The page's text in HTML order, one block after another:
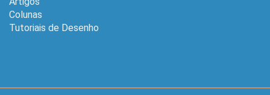
Colunas
Tutoriais de Desenho